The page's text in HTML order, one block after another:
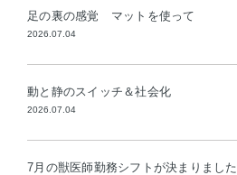
足の裏の感覚 マットを使って
2026.07.04
動と静のスイッチ＆社会化
2026.07.04
7月の獣医師勤務シフトが決まりました